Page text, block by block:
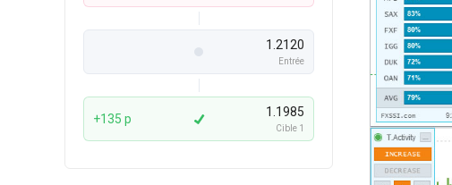
1.2120
Entrée
+135 p 1.1985
Cible 1